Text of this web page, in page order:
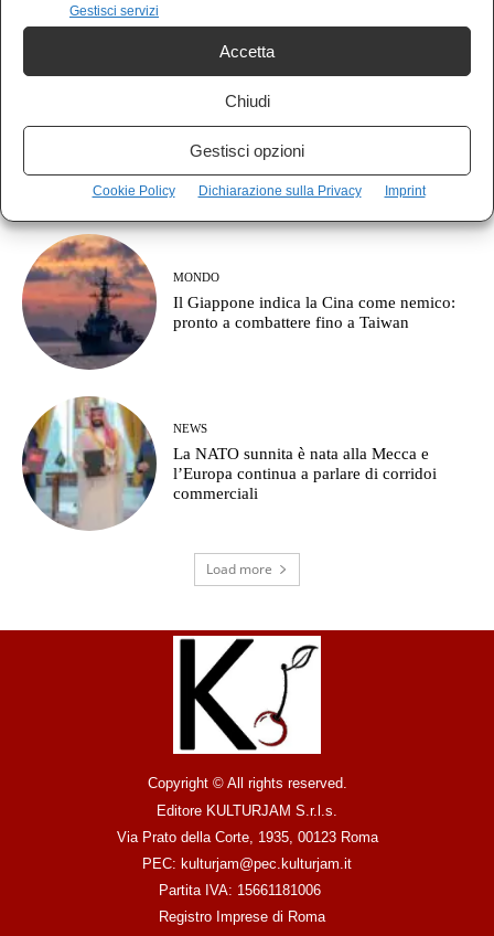
Gestisci servizi
Accetta
Chiudi
Gestisci opzioni
Cookie Policy Dichiarazione sulla Privacy Imprint
Cos’è l’approccio clausewitziano in
geopolitica?
MONDO
Il Giappone indica la Cina come nemico:
pronto a combattere fino a Taiwan
NEWS
La NATO sunnita è nata alla Mecca e
l’Europa continua a parlare di corridoi
commerciali
Load more
Copyright © All rights reserved.
Editore KULTURJAM S.r.l.s.
Via Prato della Corte, 1935, 00123 Roma
PEC: kulturjam@pec.kulturjam.it
Partita IVA: 15661181006
Registro Imprese di Roma